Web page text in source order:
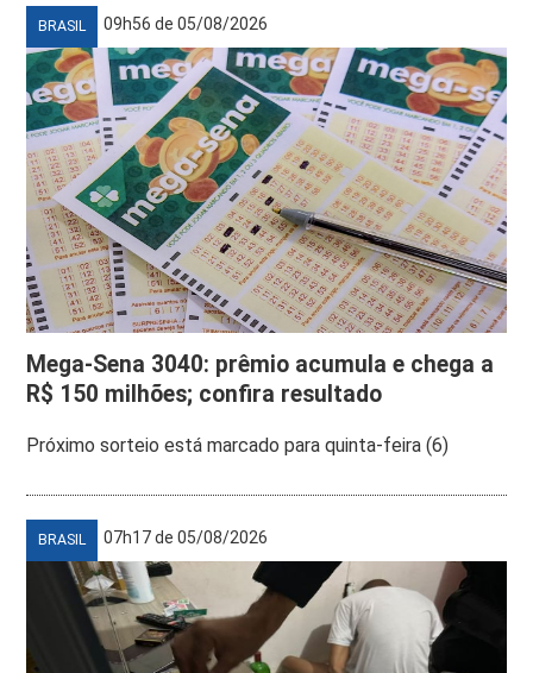
BRASIL 09h56 de 05/08/2026
Mega-Sena 3040: prêmio acumula e chega a
R$ 150 milhões; confira resultado
Próximo sorteio está marcado para quinta-feira (6)
BRASIL 07h17 de 05/08/2026